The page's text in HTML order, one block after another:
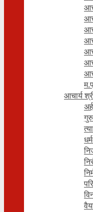
आचार्य